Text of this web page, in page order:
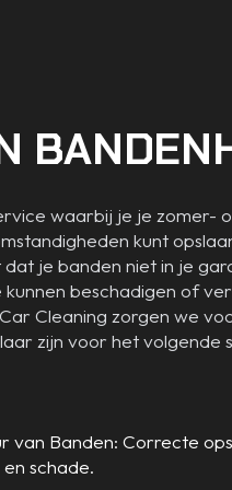
waarbij je je zomer-
kunt
je banden niet in je
beschadigen of
Cleaning zorgen we
zijn voor het volgende
van Banden: Correcte
schade.